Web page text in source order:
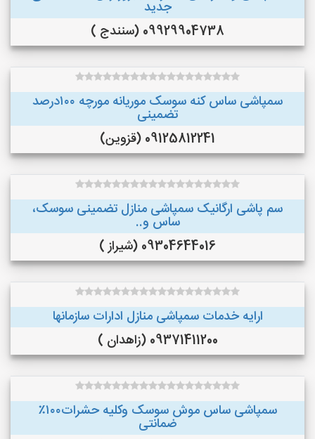
جدید
09929904738 (سنندج )
سمپاشی ساس کنه سوسک موریانه مورچه ۱۰۰درصد
تضمینی
09125812241 (قزوین)
سم پاشی ارگانیک سمپاشی منازل تضمینی سوسک،
ساس و..
09304644016 (شیراز )
ارایه خدمات سمپاشی منازل ادارات سازمانها
09371411200 (زاهدان )
سمپاشی ساس موش سوسک وکلیه حشرات۱۰۰٪
ضمانتی